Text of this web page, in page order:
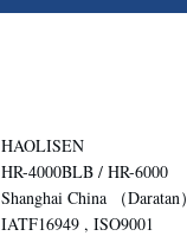
HAOLISEN
HR-4000BLB / HR-6000
Shanghai China （Daratan）
IATF16949 , ISO9001